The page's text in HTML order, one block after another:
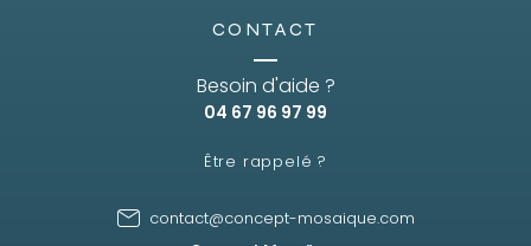
CONTACT
Besoin d'aide ?
04 67 96 97 99
Être rappelé ?
contact@concept-mosaique.com